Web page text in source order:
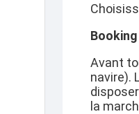
Avant
navire).
disposer
la